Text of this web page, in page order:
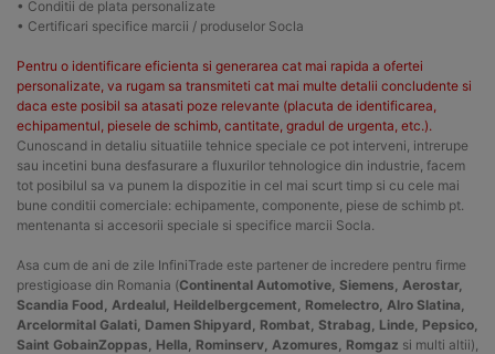
• Conditii de plata personalizate
• Certificari specifice marcii / produselor Socla
Pentru o identificare eficienta si generarea cat mai rapida a ofertei
personalizate, va rugam sa transmiteti cat mai multe detalii concludente si
daca este posibil sa atasati poze relevante (placuta de identificarea,
echipamentul, piesele de schimb, cantitate, gradul de urgenta, etc.).
Cunoscand in detaliu situatiile tehnice speciale ce pot interveni, intrerupe
sau incetini buna desfasurare a fluxurilor tehnologice din industrie, facem
tot posibilul sa va punem la dispozitie in cel mai scurt timp si cu cele mai
bune conditii comerciale: echipamente, componente, piese de schimb pt.
mentenanta si accesorii speciale si specifice marcii Socla.
Asa cum de ani de zile InfiniTrade este partener de incredere pentru firme
prestigioase din Romania (Continental Automotive, Siemens, Aerostar,
Scandia Food, Ardealul, Heildelbergcement, Romelectro, Alro Slatina,
Arcelormital Galati, Damen Shipyard, Rombat, Strabag, Linde, Pepsico,
Saint GobainZoppas, Hella, Rominserv, Azomures, Romgaz si multi altii),